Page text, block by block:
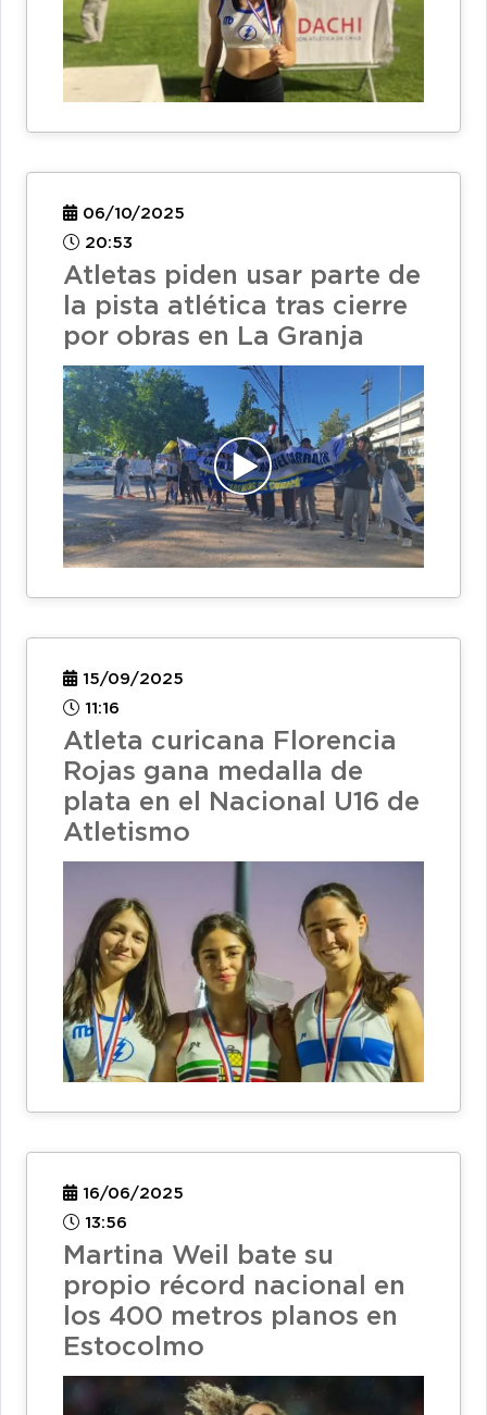
06/10/2025
20:53
Atletas piden usar parte de
la pista atlética tras cierre
por obras en La Granja
15/09/2025
11:16
Atleta curicana Florencia
Rojas gana medalla de
plata en el Nacional U16 de
Atletismo
16/06/2025
13:56
Martina Weil bate su
propio récord nacional en
los 400 metros planos en
Estocolmo